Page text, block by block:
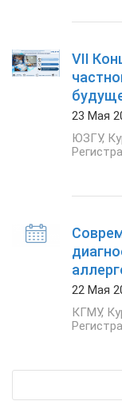
VII
23 Мая
ЮЗГУ,
22 Мая
КГМУ,